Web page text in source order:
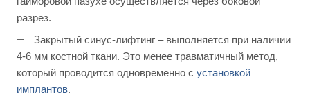
разрез.
Закрытый синус-лифтинг – выполняется при наличии
4-6 мм костной ткани. Это менее травматичный метод,
который проводится одновременно с установкой
имплантов.